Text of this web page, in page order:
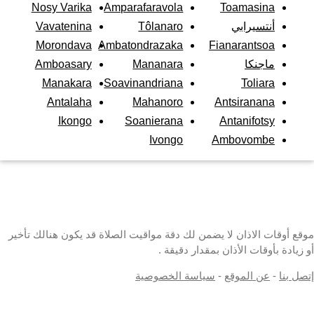
Toamasina
أنتسيرابي
Fianarantsoa
ماجنكا
Toliara
Antsiranana
Antanifotsy
Ambovombe
Amparafaravola
Tôlanaro
Ambatondrazaka
Mananara
Soavinandriana
Mahanoro
Soanierana
Ivongo
Nosy Varika
Vavatenina
Morondava
Amboasary
Manakara
Antalaha
Ikongo
موقع أوقات الاذان لا يضمن لك دقة مواقيت الصلاة قد يكون هنالك تأخير
أو زيادة بأوقات الأذان بمقدار دقيقة .
إتصل بنا - عن الموقع - سياسة الخصوصية